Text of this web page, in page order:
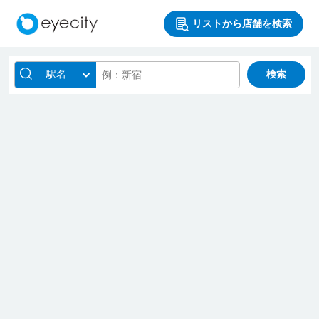
リストから店舗を検索
駅名 検索